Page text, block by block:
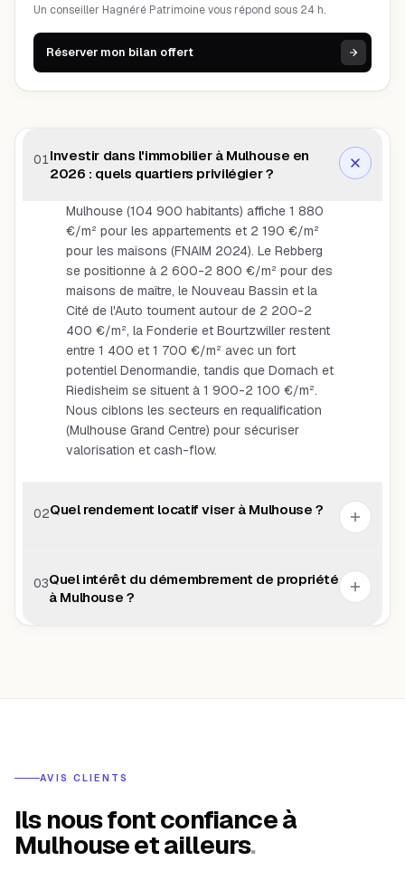
Un conseiller Hagnéré Patrimoine vous répond sous 24 h.
Réserver mon bilan offert
01Investir dans l'immobilier à Mulhouse en
2026 : quels quartiers privilégier ?
Mulhouse (104 900 habitants) affiche 1 880
€/m² pour les appartements et 2 190 €/m²
pour les maisons (FNAIM 2024). Le Rebberg
se positionne à 2 600-2 800 €/m² pour des
maisons de maître, le Nouveau Bassin et la
Cité de l'Auto tournent autour de 2 200-2
400 €/m², la Fonderie et Bourtzwiller restent
entre 1 400 et 1 700 €/m² avec un fort
potentiel Denormandie, tandis que Dornach et
Riedisheim se situent à 1 900-2 100 €/m².
Nous ciblons les secteurs en requalification
(Mulhouse Grand Centre) pour sécuriser
valorisation et cash-flow.
02Quel rendement locatif viser à Mulhouse ?
03Quel intérêt du démembrement de propriété
à Mulhouse ?
AVIS CLIENTS
Ils nous font confiance à
Mulhouse et ailleurs.